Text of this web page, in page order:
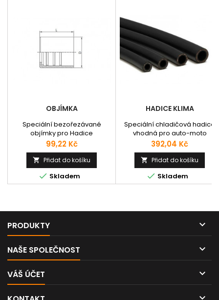
OBJÍMKA
Speciální bezořezávané
objímky pro Hadice
Refrimaster a Ultrastar hadice.
Cena
99,22 Kč
 Přidat do košíku
 Skladem
HADICE KLIMA
Speciální chladičová hadice
vhodná pro auto-moto
klimatizace. Vnitřní průměr:
8mm - 5/16" 10mm - 13/32"
13mm - 1/2" 16mm - 5/8"
Cena
392,04 Kč
 Přidat do košíku
 Skladem
PRODUKTY 
NAŠE SPOLEČNOST 
VÁŠ ÚČET 